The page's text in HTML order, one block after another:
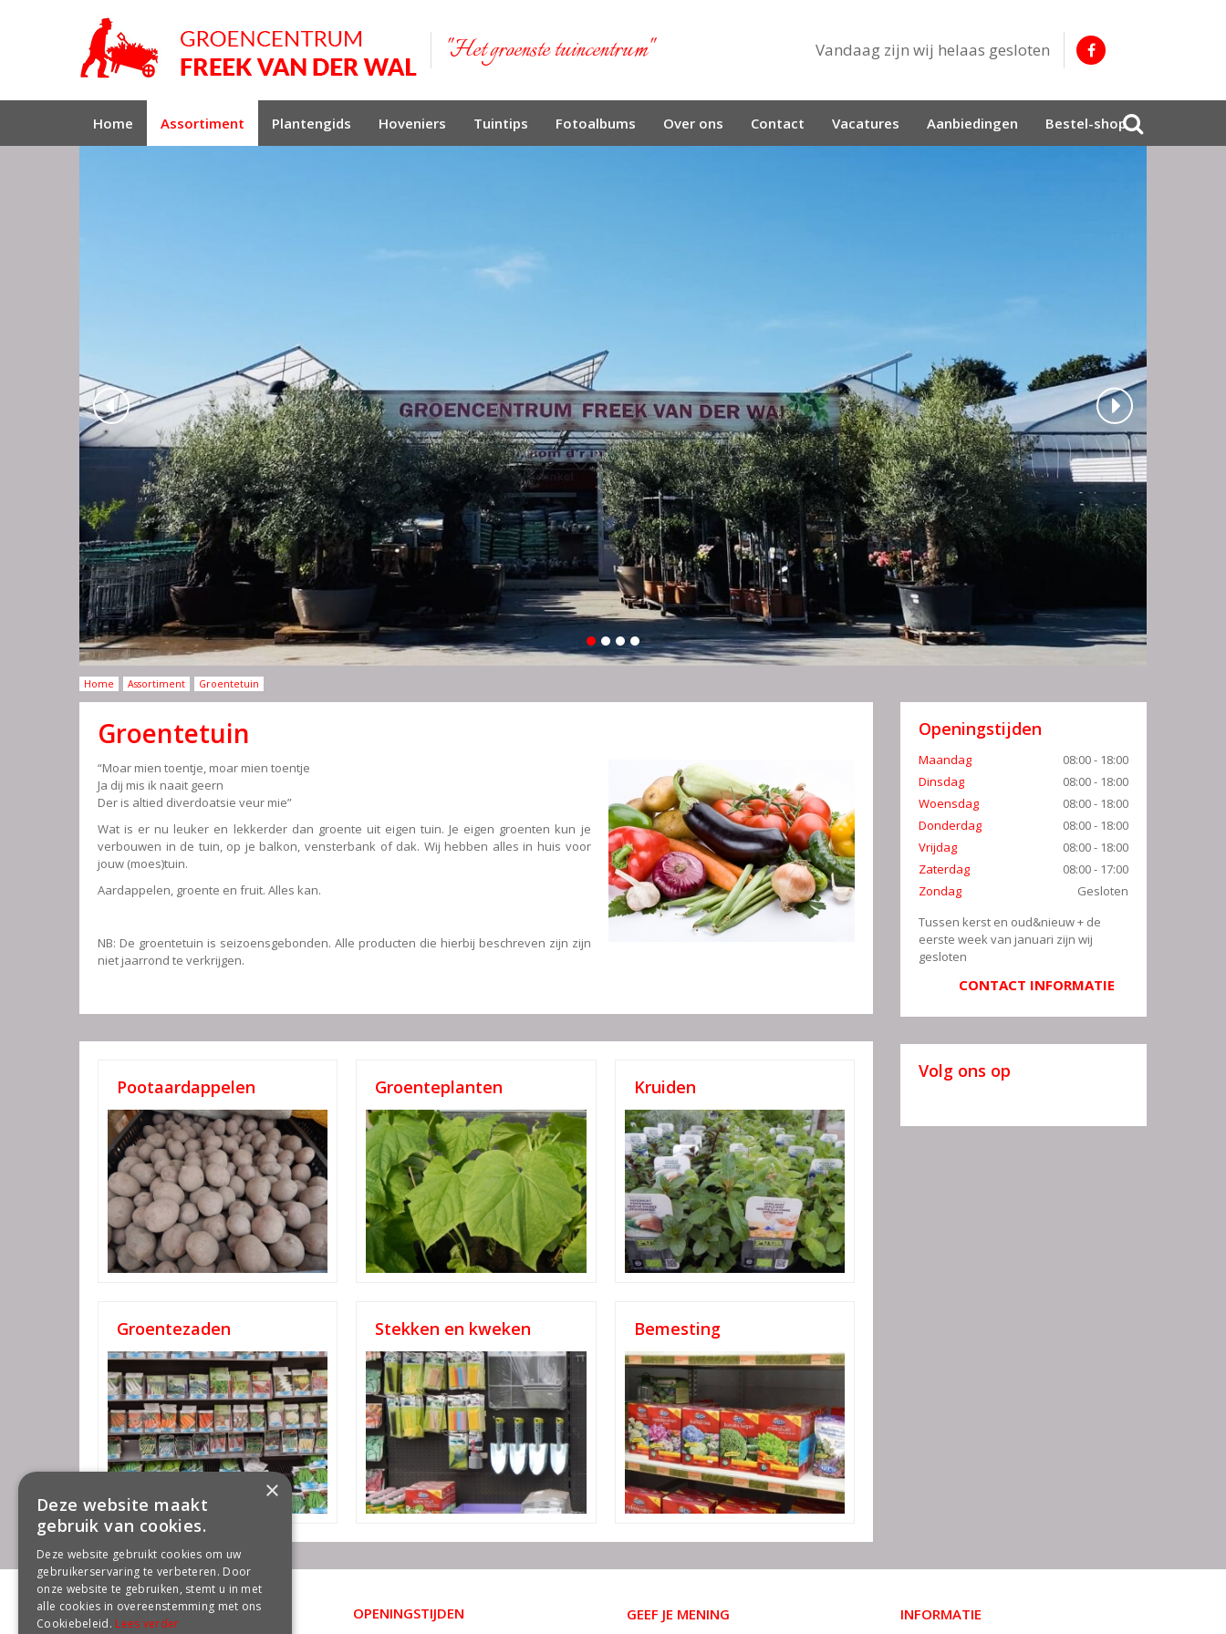
Home Assortiment Groentetuin
"Het groenste tuincentrum" Vandaag zijn wij helaas gesloten
Home Assortiment Plantengids Hoveniers Tuintips Fotoalbums Over ons Contact Vacatures Aanbiedingen Bestel-shop
Groentetuin
“Moar mien toentje, moar mien toentje
Ja dij mis ik naait geern
Der is altied diverdoatsie veur mie”
Wat is er nu leuker en lekkerder dan groente uit eigen tuin. Je eigen groenten kun je
verbouwen in de tuin, op je balkon, vensterbank of dak. Wij hebben alles in huis voor
jouw (moes)tuin.
Aardappelen, groente en fruit. Alles kan.
NB: De groentetuin is seizoensgebonden. Alle producten die hierbij beschreven zijn zijn
niet jaarrond te verkrijgen.
Pootaardappelen Groenteplanten Kruiden
Groentezaden Stekken en kweken Bemesting
Openingstijden
Maandag
08:00 - 18:00
Dinsdag
08:00 - 18:00
Woensdag
08:00 - 18:00
Donderdag
08:00 - 18:00
Vrijdag
08:00 - 18:00
Zaterdag
08:00 - 17:00
Zondag
Gesloten
Tussen kerst en oud&nieuw + de
eerste week van januari zijn wij
gesloten
CONTACT INFORMATIE
Volg ons op
CONTACT OPENINGSTIJDEN GEEF JE MENING INFORMATIE
×
Deze website maakt
gebruik van cookies.
Deze website gebruikt cookies om uw
gebruikerservaring te verbeteren. Door
onze website te gebruiken, stemt u in met
alle cookies in overeenstemming met ons
Cookiebeleid. Lees verder